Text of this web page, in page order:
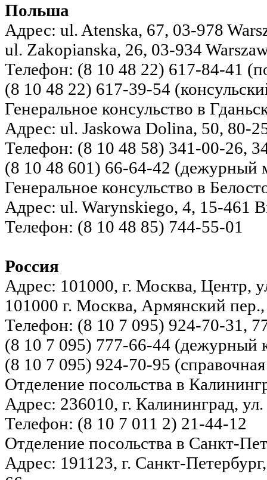
Польша
Адрес: ul. Atenska, 67, 03-978
ul. Zakopianska, 26, 03-934
Телефон: (8 10 48 22) 617-84-41
(8 10 48 22) 617-39-54
Генеральное консульство в
Адрес: ul. Jaskowa Dolina, 50, 80-
Телефон: (8 10 48 58) 341-00-26,
(8 10 48 601) 66-64-42 (дежурный
Генеральное консульство в
Адрес: ul. Warynskiego, 4, 15-461
Телефон: (8 10 48 85) 744-55-01
Россия
Адрес: 101000, г. Москва, Центр,
101000 г. Москва, Армянский
Телефон: (8 10 7 095) 924-70-31,
(8 10 7 095) 777-66-44 (дежурный
(8 10 7 095) 924-70-95 (справочная
Отделение посольства в
Адрес: 236010, г. Калининград,
Телефон: (8 10 7 011 2) 21-44-12
Отделение посольства в Санкт-
Адрес: 191123, г. Санкт-